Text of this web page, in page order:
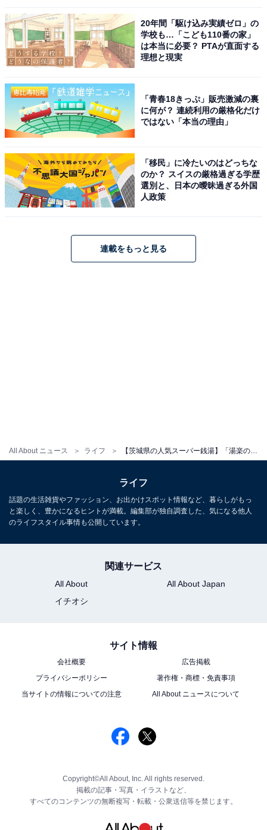
All About ニュース ライフ
20年間「駆け込み実績ゼロ」の
学校も…「こども110番の家」
は本当に必要？ PTAが直面する
理想と現実
「青春18きっぷ」販売激減の裏
に何が？ 連続利用の厳格化だけ
ではない「本当の理由」
「移民」に冷たいのはどっちな
のか？ スイスの厳格過ぎる学歴
選別と、日本の曖昧過ぎる外国
人政策
連載をもっと見る
ライフ
話題の生活雑貨やファッション、お出かけスポット情報など、暮らしがもっ
と楽しく、豊かになるヒントが満載。編集部が独自調査した、気になる他人
のライフスタイル事情も公開しています。
関連サービス
All About
All About Japan
イチオシ
サイト情報
会社概要
広告掲載
プライバシーポリシー
著作権・商標・免責事項
当サイトの情報についての注意
All About ニュースについて
Copyright©All About, Inc. All rights reserved.
掲載の記事・写真・イラストなど、
すべてのコンテンツの無断複写・転載・公衆送信等を禁じます。